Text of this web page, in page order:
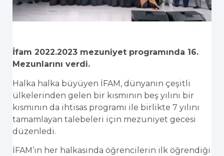
İfam 2022.2023 mezuniyet programında 16.
Mezunlarını verdi.
Halka halka büyüyen İFAM, dünyanın çeşitli
ülkelerinden gelen bir kısmının beş yılını bir
kısmının da ihtisas programı ile birlikte 7 yılını
tamamlayan talebeleri için mezuniyet gecesi
düzenledi.
İFAM’ın her halkasında öğrencilerin ilk öğrendiği